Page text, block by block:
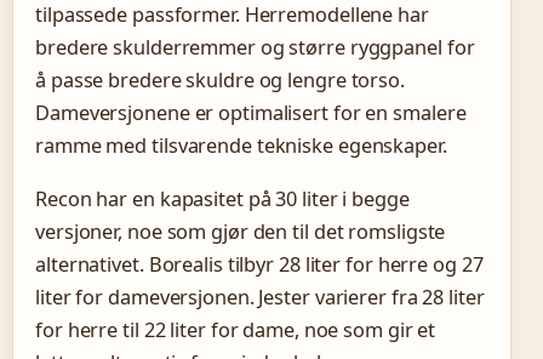
tilpassede passformer. Herremodellene har
bredere skulderremmer og større ryggpanel for
å passe bredere skuldre og lengre torso.
Dameversjonene er optimalisert for en smalere
ramme med tilsvarende tekniske egenskaper.
Recon har en kapasitet på 30 liter i begge
versjoner, noe som gjør den til det romsligste
alternativet. Borealis tilbyr 28 liter for herre og 27
liter for dameversjonen. Jester varierer fra 28 liter
for herre til 22 liter for dame, noe som gir et